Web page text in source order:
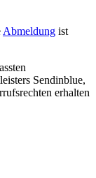
Abmeldung ist
Sendinblue,
erhalten